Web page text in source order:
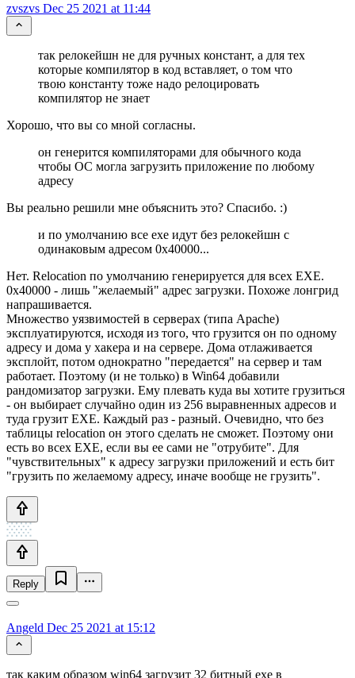
zvszvs Dec 25 2021 at 11:44
так релокейшн не для ручных констант, а для тех
которые компилятор в код вставляет, о том что
твою константу тоже надо релоцировать
компилятор не знает
Хорошо, что вы со мной согласны.
он генерится компиляторами для обычного кода
чтобы ОС могла загрузить приложение по любому
адресу
Вы реально решили мне объяснить это? Спасибо. :)
и по умолчанию все exe идут без релокейшн с
одинаковым адресом 0x40000...
Нет. Relocation по умолчанию генерируется для всех EXE.
0x40000 - лишь "желаемый" адрес загрузки. Похоже лонгрид
напрашивается.
Множество уязвимостей в серверах (типа Apache)
эксплуатируются, исходя из того, что грузится он по одному
адресу и дома у хакера и на сервере. Дома отлаживается
эксплойт, потом однократно "передается" на сервер и там
работает. Поэтому (и не только) в Win64 добавили
рандомизатор загрузки. Ему плевать куда вы хотите грузиться
- он выбирает случайно один из 256 выравненных адресов и
туда грузит EXE. Каждый раз - разный. Очевидно, что без
таблицы relocation он этого сделать не сможет. Поэтому они
есть во всех EXE, если вы ее сами не "отрубите". Для
"чувствительных" к адресу загрузки приложений и есть бит
"грузить по желаемому адресу, иначе вообще не грузить".
Reply
Angeld Dec 25 2021 at 15:12
так каким образом win64 загрузит 32 битный exe в